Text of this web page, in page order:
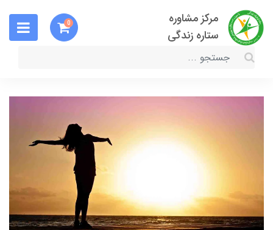
مرکز مشاوره
ستاره زندگی
0